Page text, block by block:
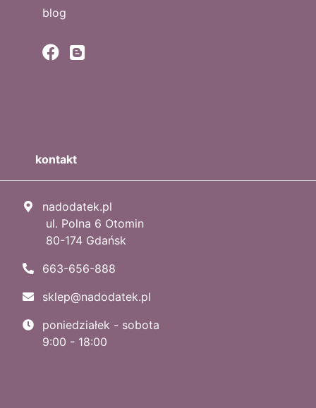
blog
kontakt
nadodatek.pl
ul. Polna 6 Otomin
80-174 Gdańsk
663-656-888
sklep@nadodatek.pl
poniedziałek - sobota
9:00 - 18:00